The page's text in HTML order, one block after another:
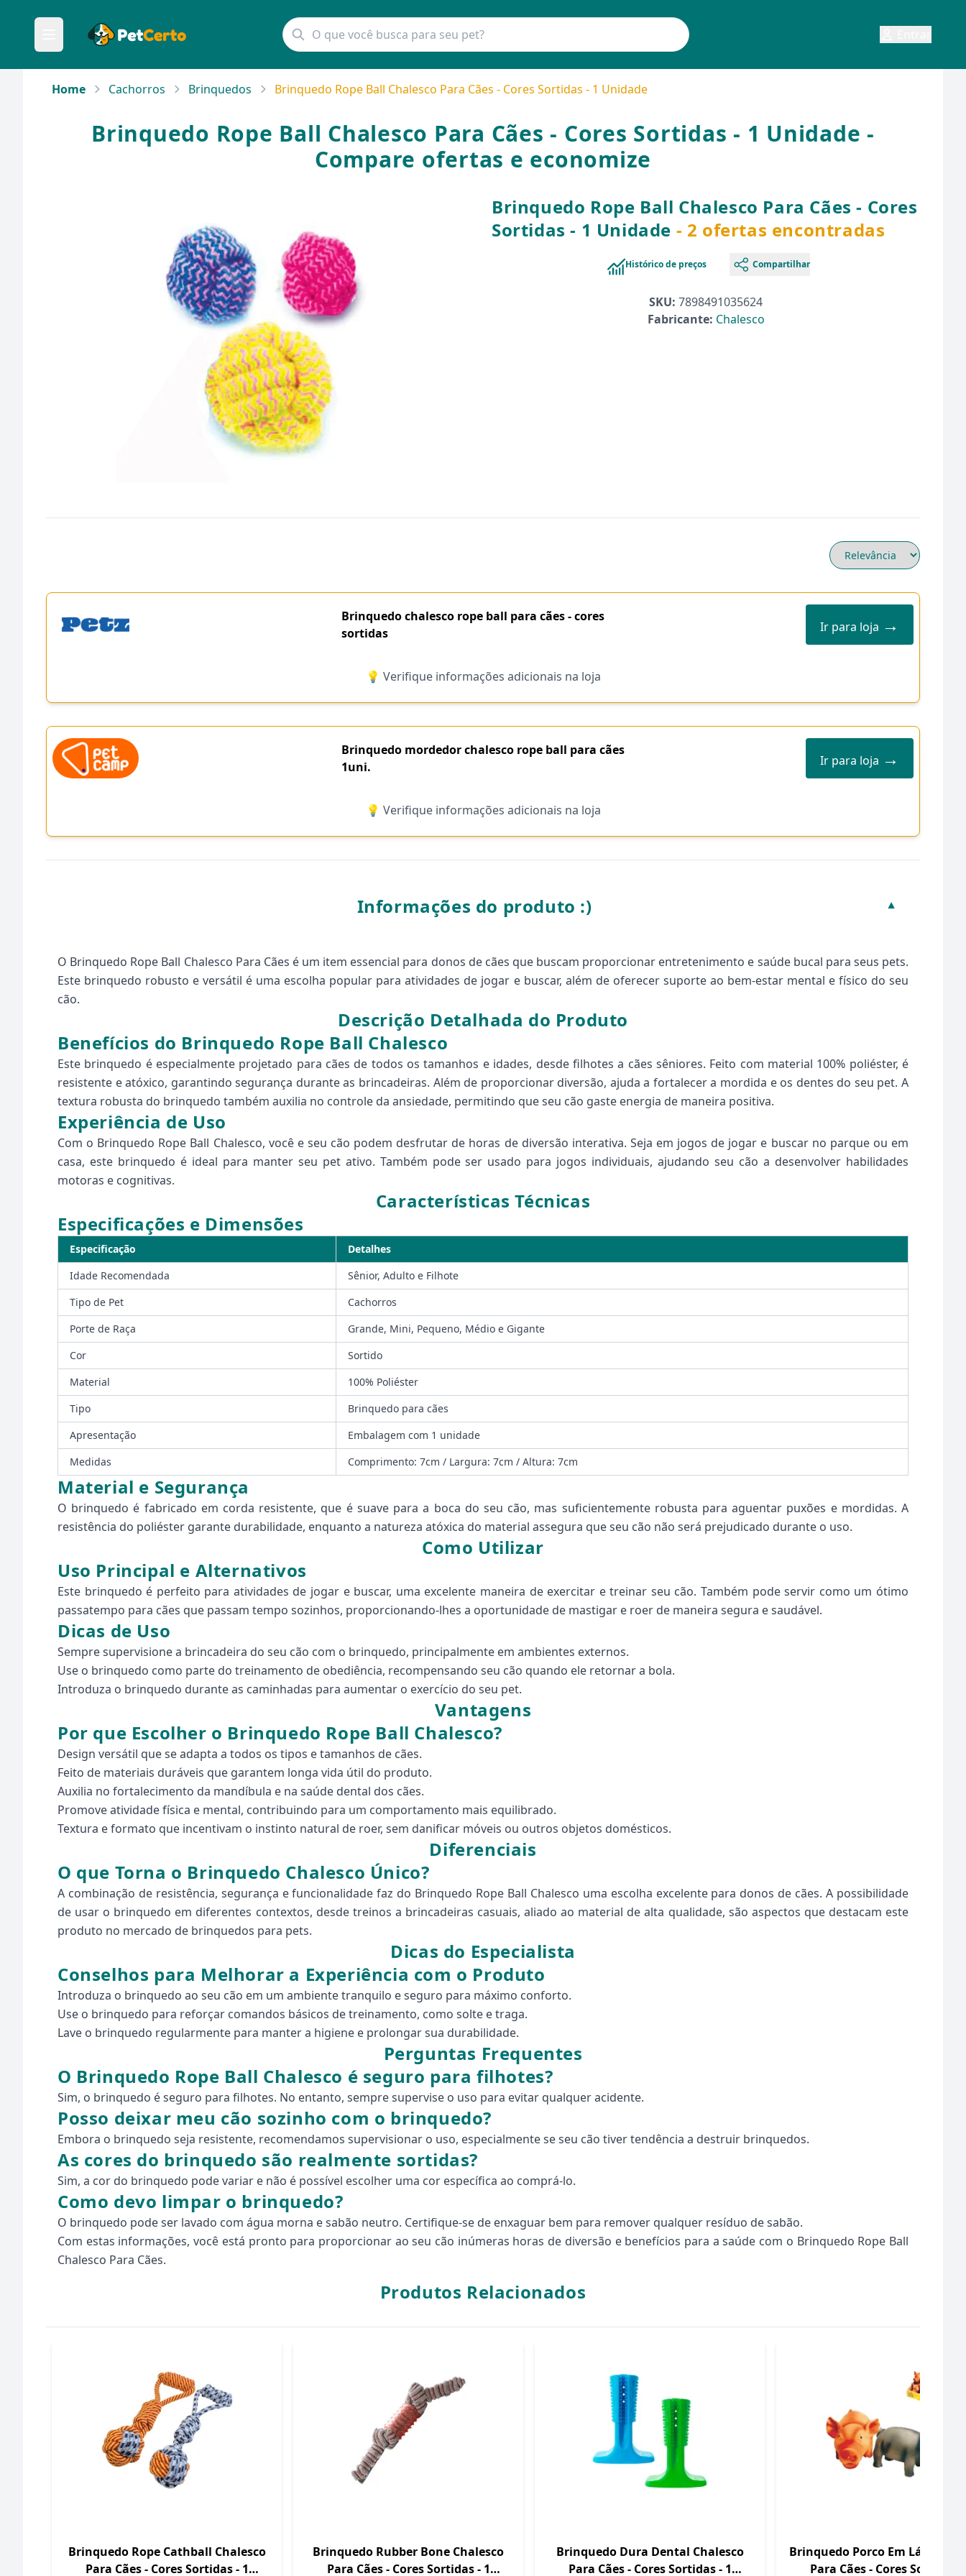
Home Cachorros Brinquedos Brinquedo Rope Ball Chalesco Para Cães - Cores Sortidas - 1 Unidade
Brinquedo Rope Ball Chalesco Para Cães - Cores Sortidas - 1 Unidade -
Compare ofertas e economize
Brinquedo Rope Ball Chalesco Para Cães - Cores
Sortidas - 1 Unidade - 2 ofertas encontradas
Histórico de preços Compartilhar
SKU: 7898491035624
Fabricante: Chalesco
Brinquedo chalesco rope ball para cães - cores
sortidas
Ir para loja →
💡 Verifique informações adicionais na loja
Brinquedo mordedor chalesco rope ball para cães
1uni.
Ir para loja →
💡 Verifique informações adicionais na loja
Informações do produto :) ▼
O Brinquedo Rope Ball Chalesco Para Cães é um item essencial para donos de cães que buscam proporcionar entretenimento e saúde bucal para seus pets.
Este brinquedo robusto e versátil é uma escolha popular para atividades de jogar e buscar, além de oferecer suporte ao bem-estar mental e físico do seu
cão.
Descrição Detalhada do Produto
Benefícios do Brinquedo Rope Ball Chalesco
Este brinquedo é especialmente projetado para cães de todos os tamanhos e idades, desde filhotes a cães sêniores. Feito com material 100% poliéster, é
resistente e atóxico, garantindo segurança durante as brincadeiras. Além de proporcionar diversão, ajuda a fortalecer a mordida e os dentes do seu pet. A
textura robusta do brinquedo também auxilia no controle da ansiedade, permitindo que seu cão gaste energia de maneira positiva.
Experiência de Uso
Com o Brinquedo Rope Ball Chalesco, você e seu cão podem desfrutar de horas de diversão interativa. Seja em jogos de jogar e buscar no parque ou em
casa, este brinquedo é ideal para manter seu pet ativo. Também pode ser usado para jogos individuais, ajudando seu cão a desenvolver habilidades
motoras e cognitivas.
Características Técnicas
Especificações e Dimensões
Especificação
Detalhes
Idade Recomendada
Sênior, Adulto e Filhote
Tipo de Pet
Cachorros
Porte de Raça
Grande, Mini, Pequeno, Médio e Gigante
Cor
Sortido
Material
100% Poliéster
Tipo
Brinquedo para cães
Apresentação
Embalagem com 1 unidade
Medidas
Comprimento: 7cm / Largura: 7cm / Altura: 7cm
Material e Segurança
O brinquedo é fabricado em corda resistente, que é suave para a boca do seu cão, mas suficientemente robusta para aguentar puxões e mordidas. A
resistência do poliéster garante durabilidade, enquanto a natureza atóxica do material assegura que seu cão não será prejudicado durante o uso.
Como Utilizar
Uso Principal e Alternativos
Este brinquedo é perfeito para atividades de jogar e buscar, uma excelente maneira de exercitar e treinar seu cão. Também pode servir como um ótimo
passatempo para cães que passam tempo sozinhos, proporcionando-lhes a oportunidade de mastigar e roer de maneira segura e saudável.
Dicas de Uso
Sempre supervisione a brincadeira do seu cão com o brinquedo, principalmente em ambientes externos.
Use o brinquedo como parte do treinamento de obediência, recompensando seu cão quando ele retornar a bola.
Introduza o brinquedo durante as caminhadas para aumentar o exercício do seu pet.
Vantagens
Por que Escolher o Brinquedo Rope Ball Chalesco?
Design versátil que se adapta a todos os tipos e tamanhos de cães.
Feito de materiais duráveis que garantem longa vida útil do produto.
Auxilia no fortalecimento da mandíbula e na saúde dental dos cães.
Promove atividade física e mental, contribuindo para um comportamento mais equilibrado.
Textura e formato que incentivam o instinto natural de roer, sem danificar móveis ou outros objetos domésticos.
Diferenciais
O que Torna o Brinquedo Chalesco Único?
A combinação de resistência, segurança e funcionalidade faz do Brinquedo Rope Ball Chalesco uma escolha excelente para donos de cães. A possibilidade
de usar o brinquedo em diferentes contextos, desde treinos a brincadeiras casuais, aliado ao material de alta qualidade, são aspectos que destacam este
produto no mercado de brinquedos para pets.
Dicas do Especialista
Conselhos para Melhorar a Experiência com o Produto
Introduza o brinquedo ao seu cão em um ambiente tranquilo e seguro para máximo conforto.
Use o brinquedo para reforçar comandos básicos de treinamento, como solte e traga.
Lave o brinquedo regularmente para manter a higiene e prolongar sua durabilidade.
Perguntas Frequentes
O Brinquedo Rope Ball Chalesco é seguro para filhotes?
Sim, o brinquedo é seguro para filhotes. No entanto, sempre supervise o uso para evitar qualquer acidente.
Posso deixar meu cão sozinho com o brinquedo?
Embora o brinquedo seja resistente, recomendamos supervisionar o uso, especialmente se seu cão tiver tendência a destruir brinquedos.
As cores do brinquedo são realmente sortidas?
Sim, a cor do brinquedo pode variar e não é possível escolher uma cor específica ao comprá-lo.
Como devo limpar o brinquedo?
O brinquedo pode ser lavado com água morna e sabão neutro. Certifique-se de enxaguar bem para remover qualquer resíduo de sabão.
Com estas informações, você está pronto para proporcionar ao seu cão inúmeras horas de diversão e benefícios para a saúde com o Brinquedo Rope Ball
Chalesco Para Cães.
Produtos Relacionados
Brinquedo Rope Cathball Chalesco
Para Cães - Cores Sortidas - 1
Brinquedo Rubber Bone Chalesco
Para Cães - Cores Sortidas - 1
Brinquedo Dura Dental Chalesco
Para Cães - Cores Sortidas - 1
Brinquedo Porco Em Látex
Para Cães - Cores Sortidas -